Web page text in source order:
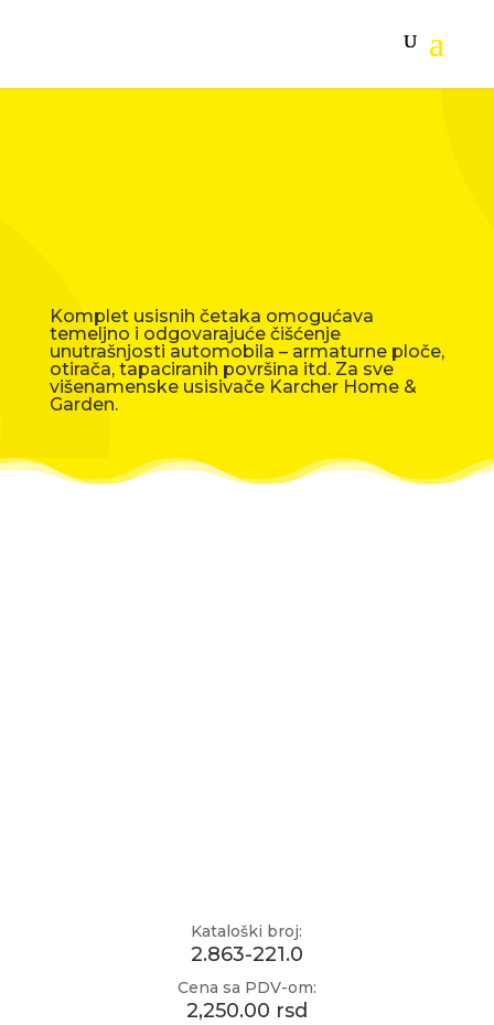
Komplet usisnih četaka omogućava
temeljno i odgovarajuće čišćenje
unutrašnjosti automobila – armaturne ploče,
otirača, tapaciranih površina itd. Za sve
višenamenske usisivače Karcher Home &
Garden.
Kataloški broj:
2.863-221.0
Cena sa PDV-om:
2,250.00 rsd